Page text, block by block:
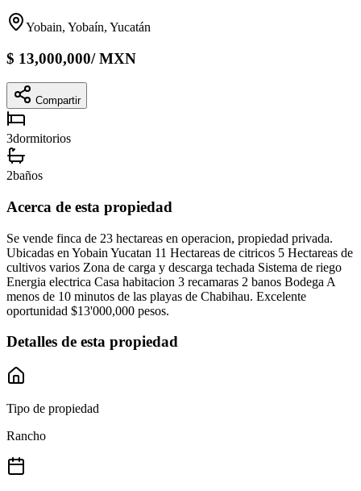
Yobain, Yobaín, Yucatán
$ 13,000,000/MXN
Compartir
3dormitorios
2baños
Acerca de esta propiedad
Se vende finca de 23 hectareas en operacion, propiedad privada.
Ubicadas en Yobain Yucatan 11 Hectareas de citricos 5 Hectareas de
cultivos varios Zona de carga y descarga techada Sistema de riego
Energia electrica Casa habitacion 3 recamaras 2 banos Bodega A
menos de 10 minutos de las playas de Chabihau. Excelente
oportunidad $13'000,000 pesos.
Detalles de esta propiedad
Tipo de propiedad
Rancho